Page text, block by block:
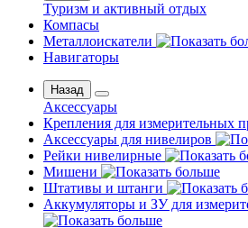
Туризм и активный отдых
Компасы
Металлоискатели
Навигаторы
Назад
Аксессуары
Крепления для измерительных
Аксессуары для нивелиров
Рейки нивелирные
Мишени
Штативы и штанги
Аккумуляторы и ЗУ для